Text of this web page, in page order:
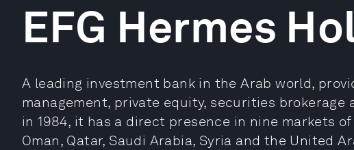
EFG Hermes
A leading investment bank in the Arab world,
management, private equity, securities brokerage
in 1984, it has a direct presence in nine markets
Oman, Qatar, Saudi Arabia, Syria and the United